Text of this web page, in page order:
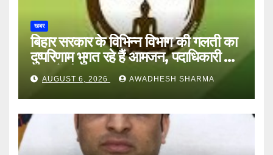
खबर
बिहार सरकार के विभिन्न विभाग की गलती का
दुष्परिणाम भुगत रहे हैं आमजन, पदाधिकारी और
अन्य हैं मौन
AUGUST 6, 2026 AWADHESH SHARMA